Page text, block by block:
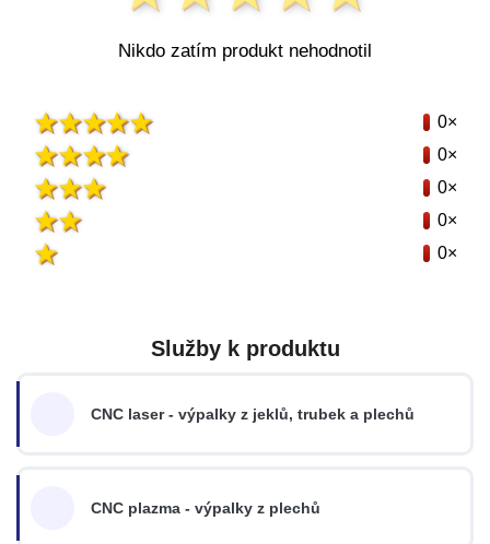
Nikdo zatím produkt nehodnotil
0×
0×
0×
0×
0×
Služby k produktu
CNC laser - výpalky z jeklů, trubek a plechů
CNC plazma - výpalky z plechů